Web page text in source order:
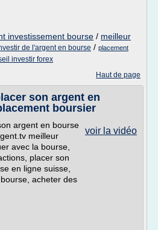
investissement bourse / meilleur
de l'argent en bourse / placement
investir forex
Haut de page
son argent en
boursier
voir la vidéo
argent en bourse
meilleur
avec la bourse,
placer son
en ligne suisse,
acheter des